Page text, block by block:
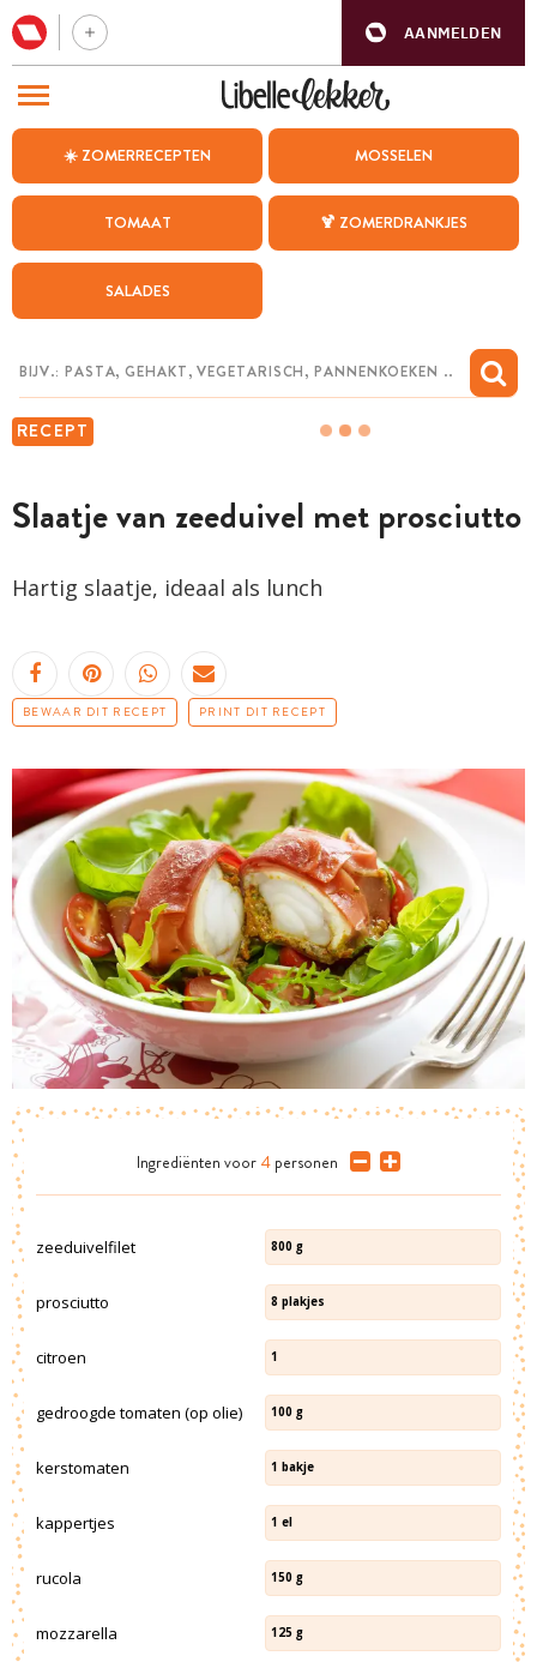
AANMELDEN
☀️ ZOMERRECEPTEN MOSSELEN
TOMAAT 🍹 ZOMERDRANKJES
SALADES
RECEPT
Slaatje van zeeduivel met prosciutto
Hartig slaatje, ideaal als lunch
BEWAAR DIT RECEPT PRINT DIT RECEPT
Ingrediënten voor 4 personen
zeeduivelfilet 800 g
prosciutto 8 plakjes
citroen 1
gedroogde tomaten (op olie) 100 g
kerstomaten 1 bakje
kappertjes 1 el
rucola 150 g
mozzarella 125 g
BEZOEK ONZE ANDERE WEBSITES
WEEKMENU
CHAT MET MAIA
MIJN BEWAARDE RECEPTEN